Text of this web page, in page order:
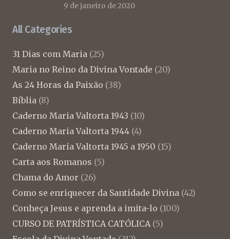
9 de janeiro de 2020
All Categories
31 Dias com Maria (25)
Maria no Reino da Divina Vontade (20)
As 24 Horas da Paixão (38)
Bíblia (8)
Caderno Maria Valtorta 1943 (10)
Caderno Maria Valtorta 1944 (4)
Caderno Maria Valtorta 1945 a 1950 (15)
Carta aos Romanos (5)
Chama do Amor (26)
Como se enriquecer da Santidade Divina (42)
Conheça Jesus e aprenda a imita-lo (100)
CURSO DE PATRÍSTICA CATÓLICA (5)